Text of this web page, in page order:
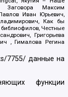
Заговора Максим
Иван Юрьевич,
Как бы
библиофилов, Честные
Григорьева
, Гималова Регина
7755/ данные на
функции